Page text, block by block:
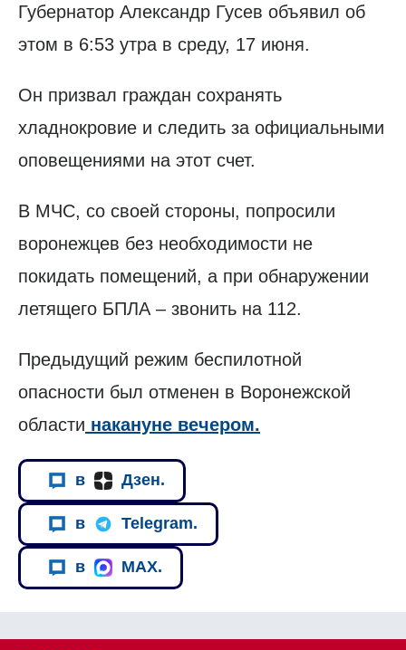
Губернатор Александр Гусев объявил об
этом в 6:53 утра в среду, 17 июня.
Он призвал граждан сохранять
хладнокровие и следить за официальными
оповещениями на этот счет.
В МЧС, со своей стороны, попросили
воронежцев без необходимости не
покидать помещений, а при обнаружении
летящего БПЛА – звонить на 112.
Предыдущий режим беспилотной
опасности был отменен в Воронежской
области накануне вечером.
в Дзен.
в Telegram.
в MAX.